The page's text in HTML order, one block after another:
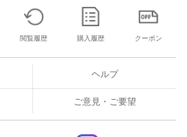
閲覧履歴 購入履歴 クーポン
ヘルプ
ご意見・ご要望